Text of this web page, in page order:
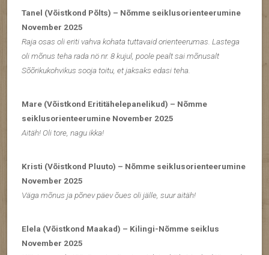
Tanel (Võistkond Põlts) – Nõmme seiklusorienteerumine
November 2025
Raja osas oli eriti vahva kohata tuttavaid orienteerumas. Lastega
oli mõnus teha rada nö nr. 8 kujul, poole pealt sai mõnusalt
Sõõrikukohvikus sooja toitu, et jaksaks edasi teha.
Mare (Võistkond Erititähelepanelikud) – Nõmme
seiklusorienteerumine November 2025
Aitäh! Oli tore, nagu ikka!
Kristi (Võistkond Pluuto) – Nõmme seiklusorienteerumine
November 2025
Väga mõnus ja põnev päev õues oli jälle, suur aitäh!
Elela (Võistkond Maakad) – Kilingi-Nõmme seiklus
November 2025